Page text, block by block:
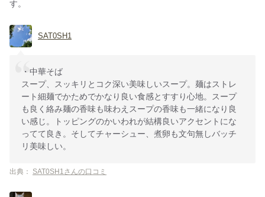
す。
SAT0SH1
・中華そば
スープ、スッキリとコク深い美味しいスープ。麺はストレ
ート細麺でかためでかなり良い食感とすすり心地。スープ
も良く絡み麺の香味も味わえスープの香味も一緒になり良
い感じ。トッピングのかいわれが結構良いアクセントにな
ってて良き。そしてチャーシュー、煮卵も文句無しバッチ
リ美味しい。
出典： SAT0SH1さんの口コミ